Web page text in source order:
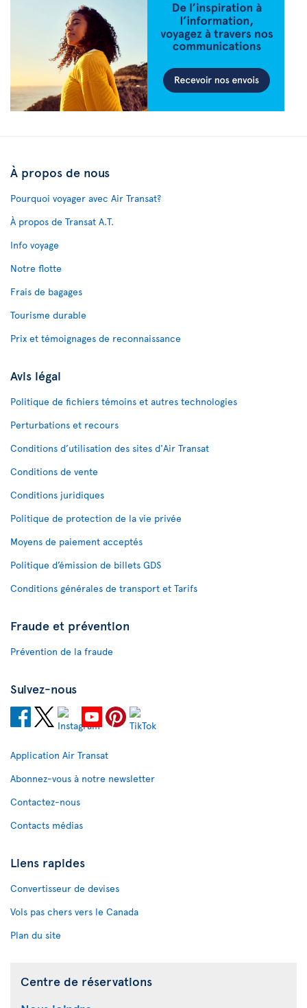
À propos de nous
Pourquoi voyager avec Air Transat?
À propos de Transat A.T.
Info voyage
Notre flotte
Frais de bagages
Tourisme durable
Prix et témoignages de reconnaissance
Avis légal
Politique de fichiers témoins et autres technologies
Perturbations et recours
Conditions d’utilisation des sites d'Air Transat
Conditions de vente
Conditions juridiques
Politique de protection de la vie privée
Moyens de paiement acceptés
Politique d’émission de billets GDS
Conditions générales de transport et Tarifs
Fraude et prévention
Prévention de la fraude
Suivez-nous
Application Air Transat
Abonnez-vous à notre newsletter
Contactez-nous
Contacts médias
Liens rapides
Convertisseur de devises
Vols pas chers vers le Canada
Plan du site
Centre de réservations